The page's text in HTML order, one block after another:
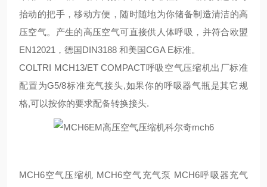
抬动的把手，移动方便，随时随地为你储备制造清洁的高
压空气。产生的高压空气可直接供人体呼吸，并符合欧盟
EN12021，德国DIN3188 和美国CGA E标准。
COLTRI MCH13/ET COMPACT呼吸空气压缩机出厂标准
配置为G5/8标准充气接头,如果你的呼吸器气瓶是其它规
格,可以按你的要求配备转换接头.
MCH6空气压缩机 MCH6空气充气泵 MCH6呼吸器充气